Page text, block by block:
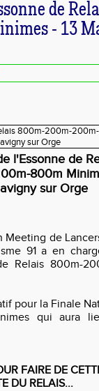
de
- 13
l'Essonne de
800m
sur Orge
de
91 a en
Relais 800m-
pour la Finale
qui aura
FAIRE DE
DU RELAIS...